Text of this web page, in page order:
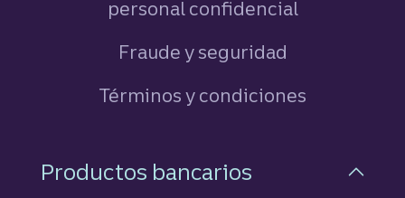
personal confidencial
Fraude y seguridad
Términos y condiciones
Navegación a pie de
Productos bancarios